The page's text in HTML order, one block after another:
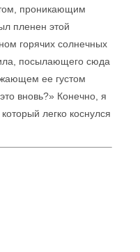
проникающим
пленен этой
горячих солнечных
посылающего сюда
ее густом
вновь?» Конечно, я
легко коснулся